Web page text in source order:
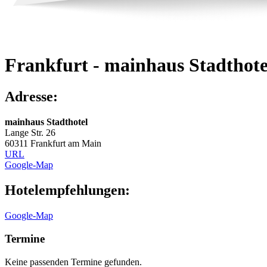
Frankfurt - mainhaus
Adresse:
mainhaus Stadthotel
Lange Str. 26
60311 Frankfurt am Main
URL
Google-Map
Hotelempfehlungen:
Google-Map
Termine
Keine passenden Termine gefunden.